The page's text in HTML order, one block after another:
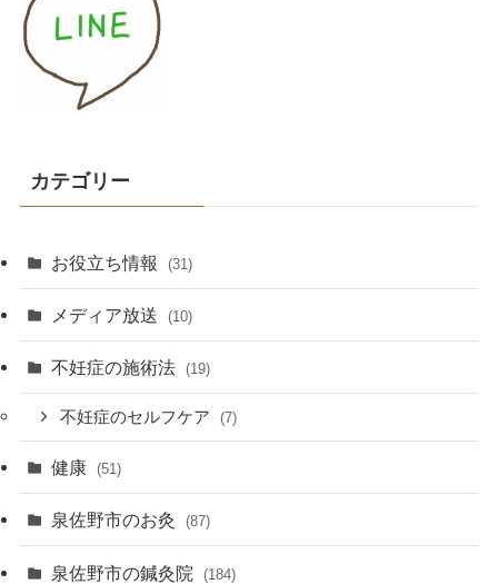
カテゴリー
お役立ち情報 (31)
メディア放送 (10)
不妊症の施術法 (19)
不妊症のセルフケア (7)
健康 (51)
泉佐野市のお灸 (87)
泉佐野市の鍼灸院 (184)